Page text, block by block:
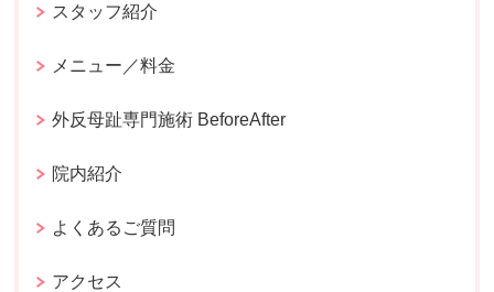
スタッフ紹介
メニュー／料金
外反母趾専門施術 BeforeAfter
院内紹介
よくあるご質問
アクセス